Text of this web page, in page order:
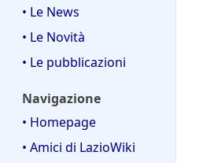
• Le News
• Le Novità
• Le pubblicazioni
Navigazione
• Homepage
• Amici di LazioWiki